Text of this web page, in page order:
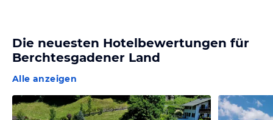
Die neuesten Hotelbewertungen für
Berchtesgadener Land
Alle anzeigen